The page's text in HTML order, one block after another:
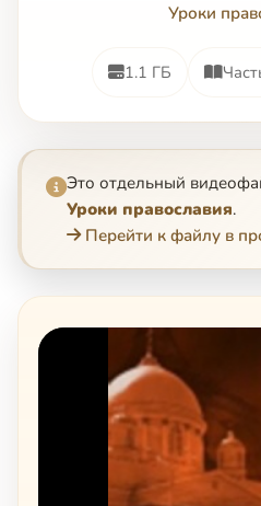
Уроки
1.1 ГБ
Это отдельный
Уроки православия.
Перейти к файлу в